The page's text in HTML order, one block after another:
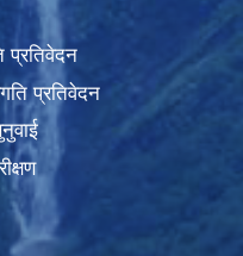
प्रतिवेदन
प्रतिवेदन